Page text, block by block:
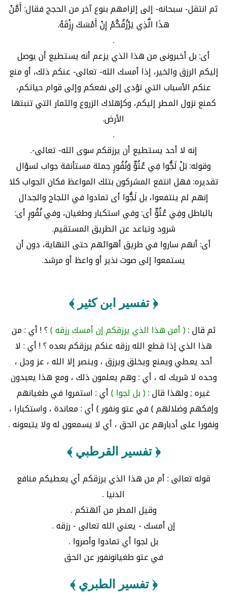
ثم انتقل- سبحانه- إلى إلزامهم بنوع آخر من الحجج فقال: أَمَّنْ
هذَا الَّذِي يَرْزُقُكُمْ إِنْ أَمْسَكَ رِزْقَهُ.
.
أى: بل أخبرونى من هذا الذي يزعم أنه يستطيع أن يوصل
إليكم الرزق والخير، إذا أمسك الله- تعالى- عنكم ذلك، أو منع
عنكم الأسباب التي تؤدى إلى نفعكم وإلى قوام حياتكم،
كمنع نزول المطر إليكم، وكإهلاك الزروع والثمار التي تنبتها
الأرض.
.
إنه لا أحد يستطيع أن يرزقكم سوى الله- تعالى-.
وقوله: بَلْ لَجُّوا فِي عُتُوٍّ وَنُفُورٍ جملة مستأنفة جواب لسؤال
تقديره: فهل انتفع المشركون بتلك المواعظ فكان الجواب كلا
إنهم لم ينتفعوا، بل لَجُّوا أى تمادوا في اللجاج والجدال
بالباطل وفِي عُتُوٍّ أى: وفي استكبار وطغيان، وفي نُفُورٍ أى:
شرود وتباعد عن الطريق المستقيم.
أى: أنهم ساروا في طريق أهوائهم حتى النهاية، دون أن
يستمعوا إلى صوت نذير أو واعظ أو مرشد.
﴿ تفسير ابن كثير ﴾
ثم قال :( أمن هذا الذي يرزقكم إن أمسك رزقه )؟ ! أي : من
هذا الذي إذا قطع الله رزقه عنكم يرزقكم بعده ؟ ! أي : لا
أحد يعطي ويمنع ويخلق ويرزق ، وينصر إلا الله ، عز وجل ،
وحده لا شريك له ، أي : وهم يعلمون ذلك ، ومع هذا يعبدون
غيره ; ولهذا قال :( بل لجوا )أي : استمروا في طغيانهم
وإفكهم وضلالهم ) في عتو ونفور ) أي : معاندة ، واستكبارا ،
ونفورا على أدبارهم عن الحق ، أي لا يسمعون له ولا يتبعونه .
﴿ تفسير القرطبي ﴾
قوله تعالى : أم من هذا الذي يرزقكم أي يعطيكم منافع
الدنيا .
وقيل المطر من آلهتكم .
إن أمسك - يعني الله تعالى - رزقه .
بل لجوا أي تمادوا وأصروا .
في عتو طغيانونفور عن الحق
﴿ تفسير الطبري ﴾